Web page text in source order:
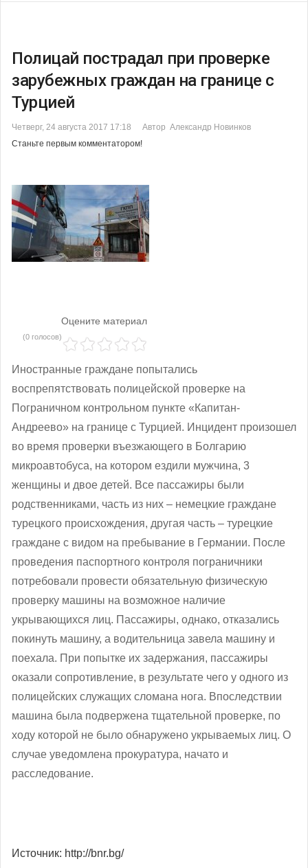
Полицай пострадал при проверке
зарубежных граждан на границе с
Турцией
Четверг, 24 августа 2017 17:18
Автор Александр Новинков
Станьте первым комментатором!
Оцените материал
(0 голосов)
Иностранные граждане попытались
воспрепятствовать полицейской проверке на
Пограничном контрольном пункте «Капитан-
Андреево» на границе с Турцией. Инцидент произошел
во время проверки въезжающего в Болгарию
микроавтобуса, на котором ездили мужчина, 3
женщины и двое детей. Все пассажиры были
родственниками, часть из них – немецкие граждане
турецкого происхождения, другая часть – турецкие
граждане с видом на пребывание в Германии. После
проведения паспортного контроля пограничники
потребовали провести обязательную физическую
проверку машины на возможное наличие
укрывающихся лиц. Пассажиры, однако, отказались
покинуть машину, а водительница завела машину и
поехала. При попытке их задержания, пассажиры
оказали сопротивление, в результате чего у одного из
полицейских служащих сломана нога. Впоследствии
машина была подвержена тщательной проверке, по
ходу которой не было обнаружено укрываемых лиц. О
случае уведомлена прокуратура, начато и
расследование.
Источник: http://bnr.bg/